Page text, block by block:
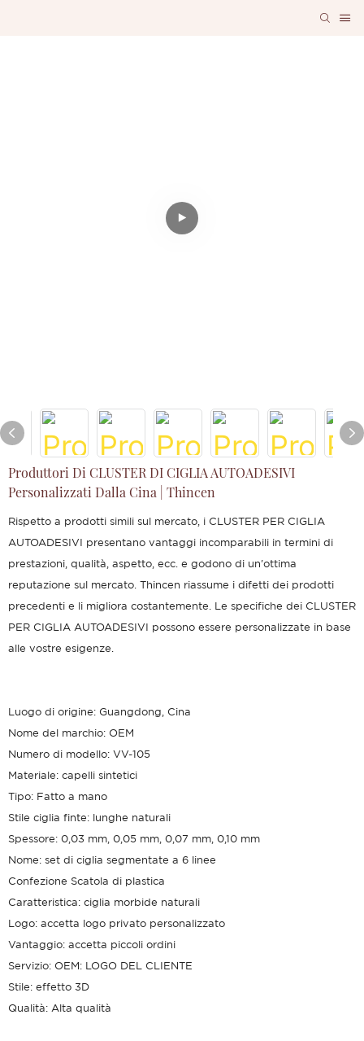
Produttori Di CLUSTER DI CIGLIA AUTOADESIVI
Personalizzati Dalla Cina | Thincen
Rispetto a prodotti simili sul mercato, i CLUSTER PER CIGLIA
AUTOADESIVI presentano vantaggi incomparabili in termini di
prestazioni, qualità, aspetto, ecc. e godono di un'ottima
reputazione sul mercato. Thincen riassume i difetti dei prodotti
precedenti e li migliora costantemente. Le specifiche dei CLUSTER
PER CIGLIA AUTOADESIVI possono essere personalizzate in base
alle vostre esigenze.
Luogo di origine: Guangdong, Cina
Nome del marchio: OEM
Numero di modello: VV-105
Materiale: capelli sintetici
Tipo: Fatto a mano
Stile ciglia finte: lunghe naturali
Spessore: 0,03 mm, 0,05 mm, 0,07 mm, 0,10 mm
Nome: set di ciglia segmentate a 6 linee
Confezione Scatola di plastica
Caratteristica: ciglia morbide naturali
Logo: accetta logo privato personalizzato
Vantaggio: accetta piccoli ordini
Servizio: OEM: LOGO DEL CLIENTE
Stile: effetto 3D
Qualità: Alta qualità